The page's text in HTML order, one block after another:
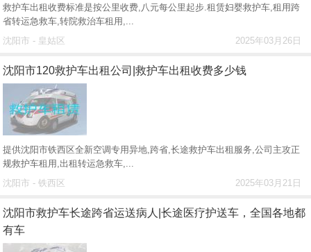
救护车出租收费标准是按公里收费,八元每公里起步.租赁妇婴救护车,租用跨
省转运急救车,转院救治车租用,...
2025年03月26日
沈阳市 - 皇姑区
沈阳市120救护车出租公司|救护车出租收费多少钱
提供沈阳市铁西区全新空调专用异地,跨省,长途救护车出租服务,公司主攻正
规救护车租用,出租转运急救车,...
2025年03月21日
沈阳市 - 铁西区
沈阳市救护车长途跨省运送病人|长途医疗护送车，全国各地都
有车